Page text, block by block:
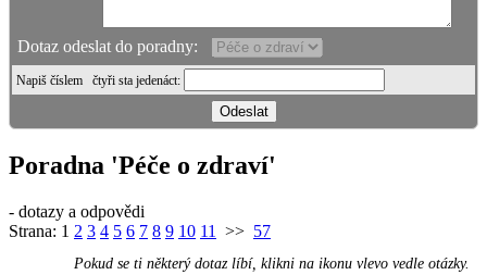
Dotaz odeslat do poradny:
Napiš číslem čtyři sta jedenáct:
Poradna 'Péče o zdraví'
- dotazy a odpovědi
Strana: 1 2 3 4 5 6 7 8 9 10 11 >> 57
Pokud se ti některý dotaz líbí, klikni na ikonu vlevo vedle otázky.